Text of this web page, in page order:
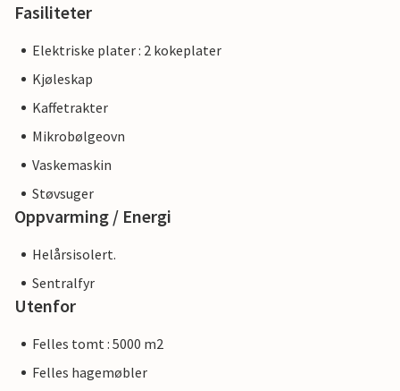
Fasiliteter
Elektriske plater : 2 kokeplater
Kjøleskap
Kaffetrakter
Mikrobølgeovn
Vaskemaskin
Støvsuger
Oppvarming / Energi
Helårsisolert.
Sentralfyr
Utenfor
Felles tomt : 5000 m2
Felles hagemøbler